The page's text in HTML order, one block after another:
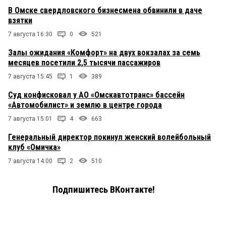
В Омске свердловского бизнесмена обвинили в даче
взятки
7 августа 16:30 0 521
Залы ожидания «Комфорт» на двух вокзалах за семь
месяцев посетили 2,5 тысячи пассажиров
7 августа 15:45 1 389
Суд конфисковал у АО «Омскавтотранс» бассейн
«Автомобилист» и землю в центре города
7 августа 15:01 4 663
Генеральный директор покинул женский волейбольный
клуб «Омичка»
7 августа 14:00 2 510
Подпишитесь ВКонтакте!